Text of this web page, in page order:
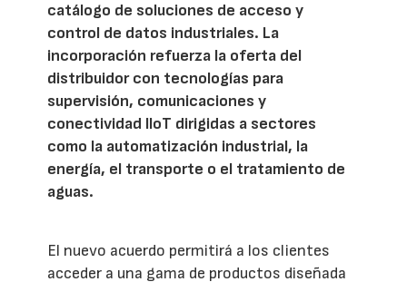
catálogo de soluciones de acceso y
control de datos industriales. La
incorporación refuerza la oferta del
distribuidor con tecnologías para
supervisión, comunicaciones y
conectividad IIoT dirigidas a sectores
como la automatización industrial, la
energía, el transporte o el tratamiento de
aguas.
El nuevo acuerdo permitirá a los clientes
acceder a una gama de productos diseñada